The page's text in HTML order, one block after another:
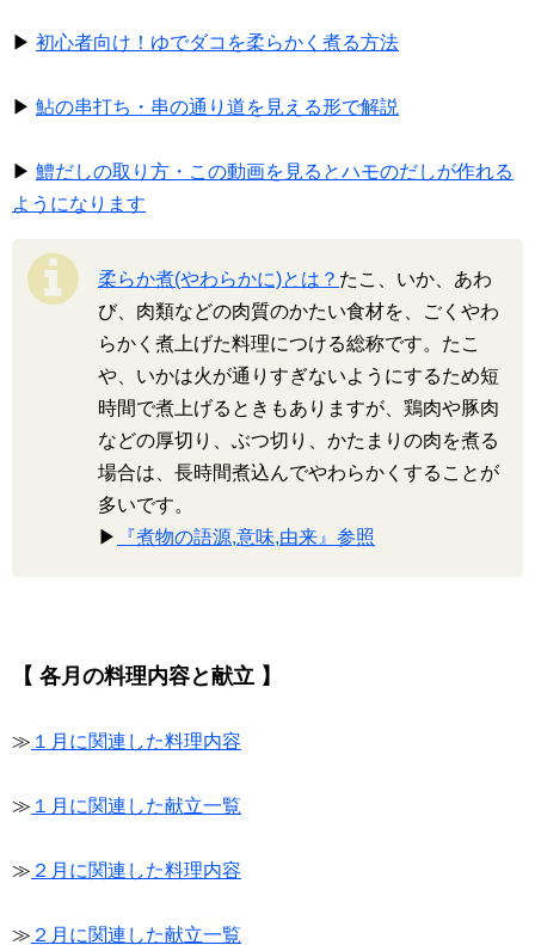
▶ 初心者向け！ゆでダコを柔らかく煮る方法
▶ 鮎の串打ち・串の通り道を見える形で解説
▶ 鱧だしの取り方・この動画を見るとハモのだしが作れる
ようになります
柔らか煮(やわらかに)とは？ たこ、いか、あわ
び、肉類などの肉質のかたい食材を、ごくやわ
らかく煮上げた料理につける総称です。たこ
や、いかは火が通りすぎないようにするため短
時間で煮上げるときもありますが、鶏肉や豚肉
などの厚切り、ぶつ切り、かたまりの肉を煮る
場合は、長時間煮込んでやわらかくすることが
多いです。
▶
『煮物の語源,意味,由来』参照
【 各月の料理内容と献立 】
≫ １月に関連した料理内容
≫ １月に関連した献立一覧
≫ ２月に関連した料理内容
≫ ２月に関連した献立一覧